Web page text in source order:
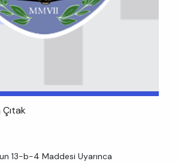
13-b-4 Maddesi Uyarınca